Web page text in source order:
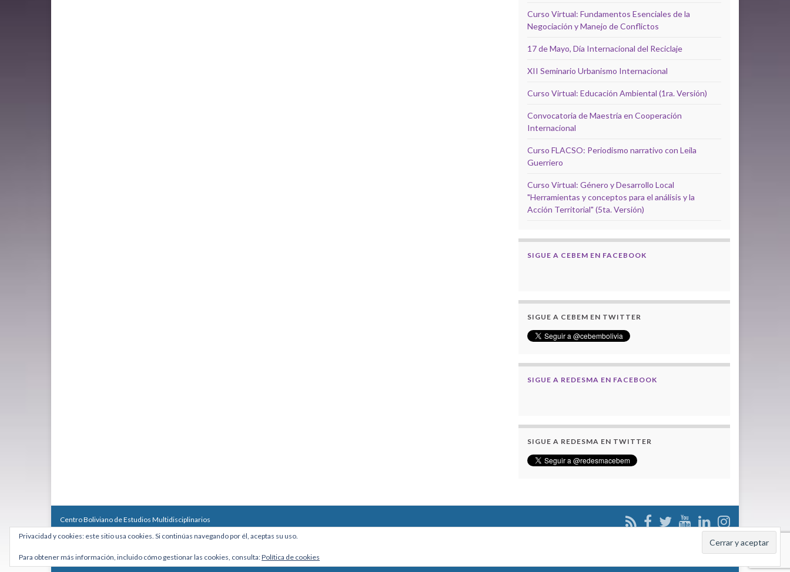
Curso Virtual: Fundamentos Esenciales de la
Negociación y Manejo de Conflictos
17 de Mayo, Día Internacional del Reciclaje
XII Seminario Urbanismo Internacional
Curso Virtual: Educación Ambiental (1ra. Versión)
Convocatoria de Maestría en Cooperación
Internacional
Curso FLACSO: Periodismo narrativo con Leila
Guerriero
Curso Virtual: Género y Desarrollo Local
"Herramientas y conceptos para el análisis y la
Acción Territorial" (5ta. Versión)
SIGUE A CEBEM EN FACEBOOK
SIGUE A CEBEM EN TWITTER
SIGUE A REDESMA EN FACEBOOK
SIGUE A REDESMA EN TWITTER
Centro Boliviano de Estudios Multidisciplinarios
Calle Macario Pinilla # 2588 esq. Av. Arce, Edificio Arcadia, Mezzanine, Of. 101 - La Paz, Bolivia
Teléfono: +591 2431818 - Celular: +591 73027636
Hecho con
por Graphene Themes.
Privacidad y cookies: este sitio usa cookies. Si continúas navegando por él, aceptas su uso.
Para obtener más información, incluido cómo gestionar las cookies, consulta:Política de cookies